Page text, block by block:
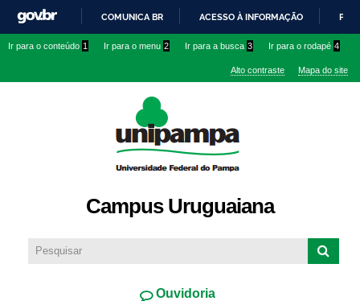
conteúdo
IR
O
COMUNICA BR ACESSO À INFORMAÇÃO
Ir para o conteúdo 1 Ir para o menu 2 Ir para a busca 3 Ir para o rodapé 4
Alto contraste Mapa do site
Campus Uruguaiana
Ouvidoria